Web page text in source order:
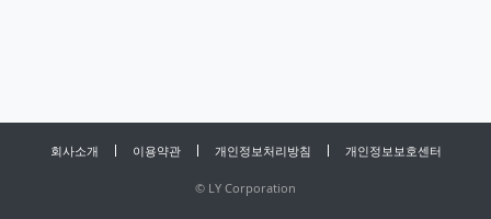
회사소개 이용약관 개인정보처리방침 개인정보보호센터
© LY Corporation